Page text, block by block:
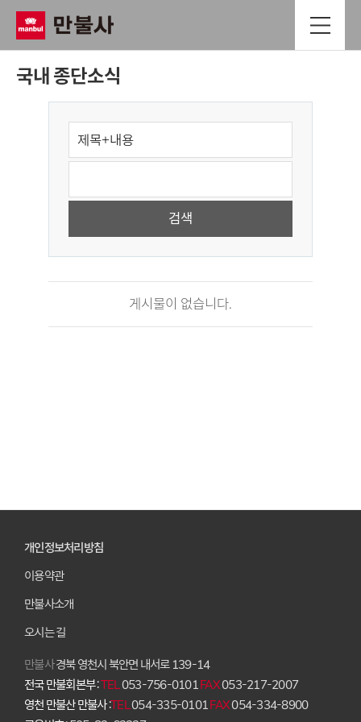
국내 종단소식
게시물이 없습니다.
개인정보처리방침
이용약관
만불사소개
오시는 길
만불사경북 영천시 북안면 내서로 139-14
전국 만불회본부 :TEL053-756-0101FAX053-217-2007
영천 만불산 만불사 :TEL054-335-0101FAX054-334-8900